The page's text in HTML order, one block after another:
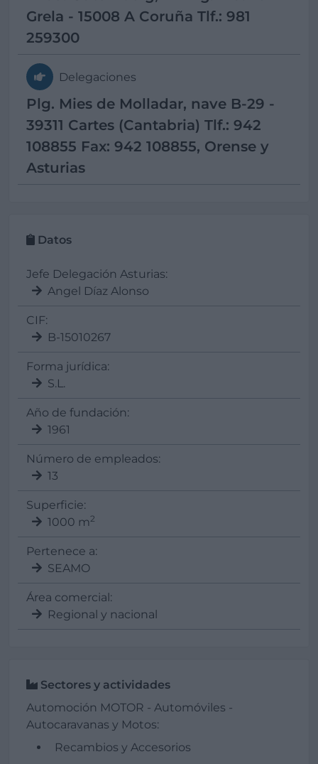
Grela - 15008 A Coruña Tlf.: 981
259300
Delegaciones
Plg. Mies de Molladar, nave B-29 -
39311 Cartes (Cantabria) Tlf.: 942
108855 Fax: 942 108855, Orense y
Asturias
Datos
Jefe Delegación Asturias:
Angel Díaz Alonso
CIF:
B-15010267
Forma jurídica:
S.L.
Año de fundación:
1961
Número de empleados:
13
Superficie:
1000 m2
Pertenece a:
SEAMO
Área comercial:
Regional y nacional
Sectores y actividades
Automoción MOTOR - Automóviles -
Autocaravanas y Motos:
Recambios y Accesorios